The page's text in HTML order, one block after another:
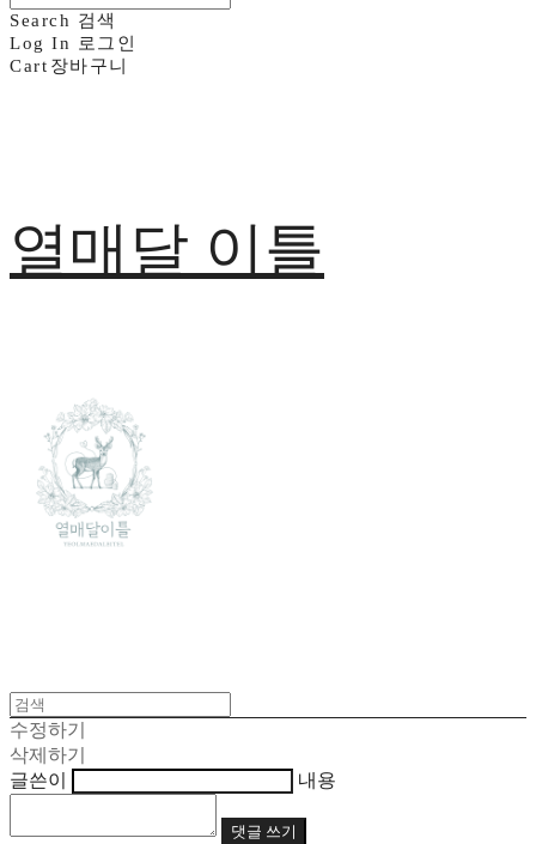
Search 검색
Log In
로그인
Cart 장바구니
열매달 이틀
수정하기
삭제하기
글쓴이
내용
댓글 쓰기